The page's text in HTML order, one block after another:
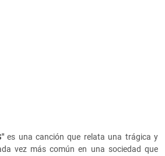
es una canción que relata una trágica y
vez más común en una sociedad que